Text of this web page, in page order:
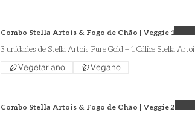
Combo Stella Artois & Fogo de Chão | Veggie 1
3 unidades de Stella Artois Pure Gold + 1 Cálice Stella
Vegetariano Vegano
Combo Stella Artois & Fogo de Chão | Veggie 2